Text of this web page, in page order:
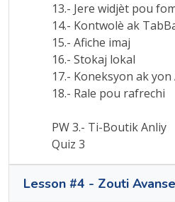
13.- Jere widjèt pou
14.- Kontwolè ak
15.- Afiche imaj
16.- Stokaj lokal
17.- Koneksyon ak yon
18.- Rale pou rafrechi
PW 3.- Ti-Boutik Anliy
Quiz 3
Lesson #4 - Zouti Avanse